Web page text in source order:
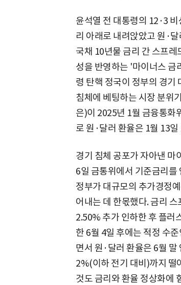
윤석열 전 대통령의 12·3
리 아래로 내려앉았고 원·
국채 10년물 금리 간 스프
성을 반영하는 '마이너스 금
령 탄핵 정국이 정부의 경기
침체에 베팅하는 시장 분위
은)이 2025년 1월 금융통화
로 원·달러 환율은 1월 13
경기 침체 공포가 자아낸 마
6일 금통위에서 기준금리
정부가 대규모의 추가경정
어내는 데 한몫했다. 금리
2.50% 추가 인하한 후 플러
한 6월 4일 후에는 적정 수
면서 원·달러 환율은 6월
2%(이하 전기 대비)까지 떨
것도 금리와 환율 정상화에